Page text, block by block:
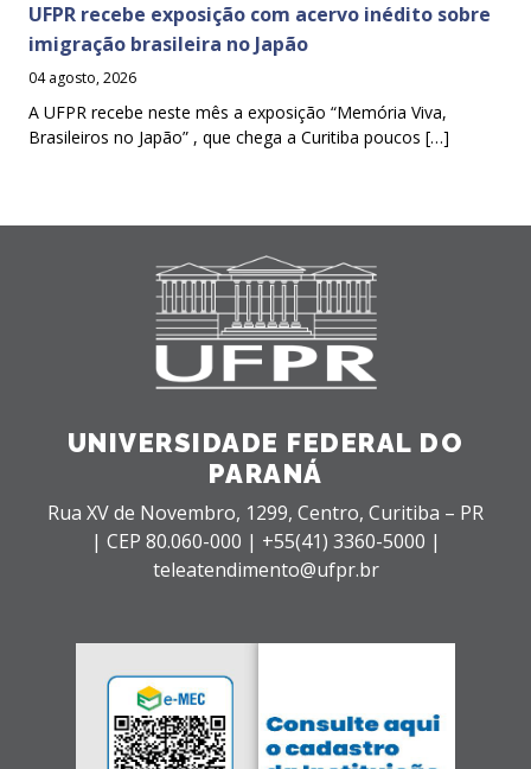
UFPR recebe exposição com acervo inédito sobre
imigração brasileira no Japão
04 agosto, 2026
A UFPR recebe neste mês a exposição “Memória Viva,
Brasileiros no Japão” , que chega a Curitiba poucos […]
UNIVERSIDADE FEDERAL DO
PARANÁ
Rua XV de Novembro, 1299, Centro, Curitiba – PR
| CEP 80.060-000 | +55(41) 3360-5000 |
teleatendimento@ufpr.br